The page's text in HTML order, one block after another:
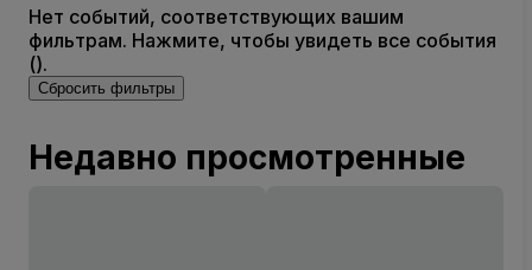
Нет событий, соответствующих вашим
фильтрам. Нажмите, чтобы увидеть все события
().
Сбросить фильтры
Недавно просмотренные